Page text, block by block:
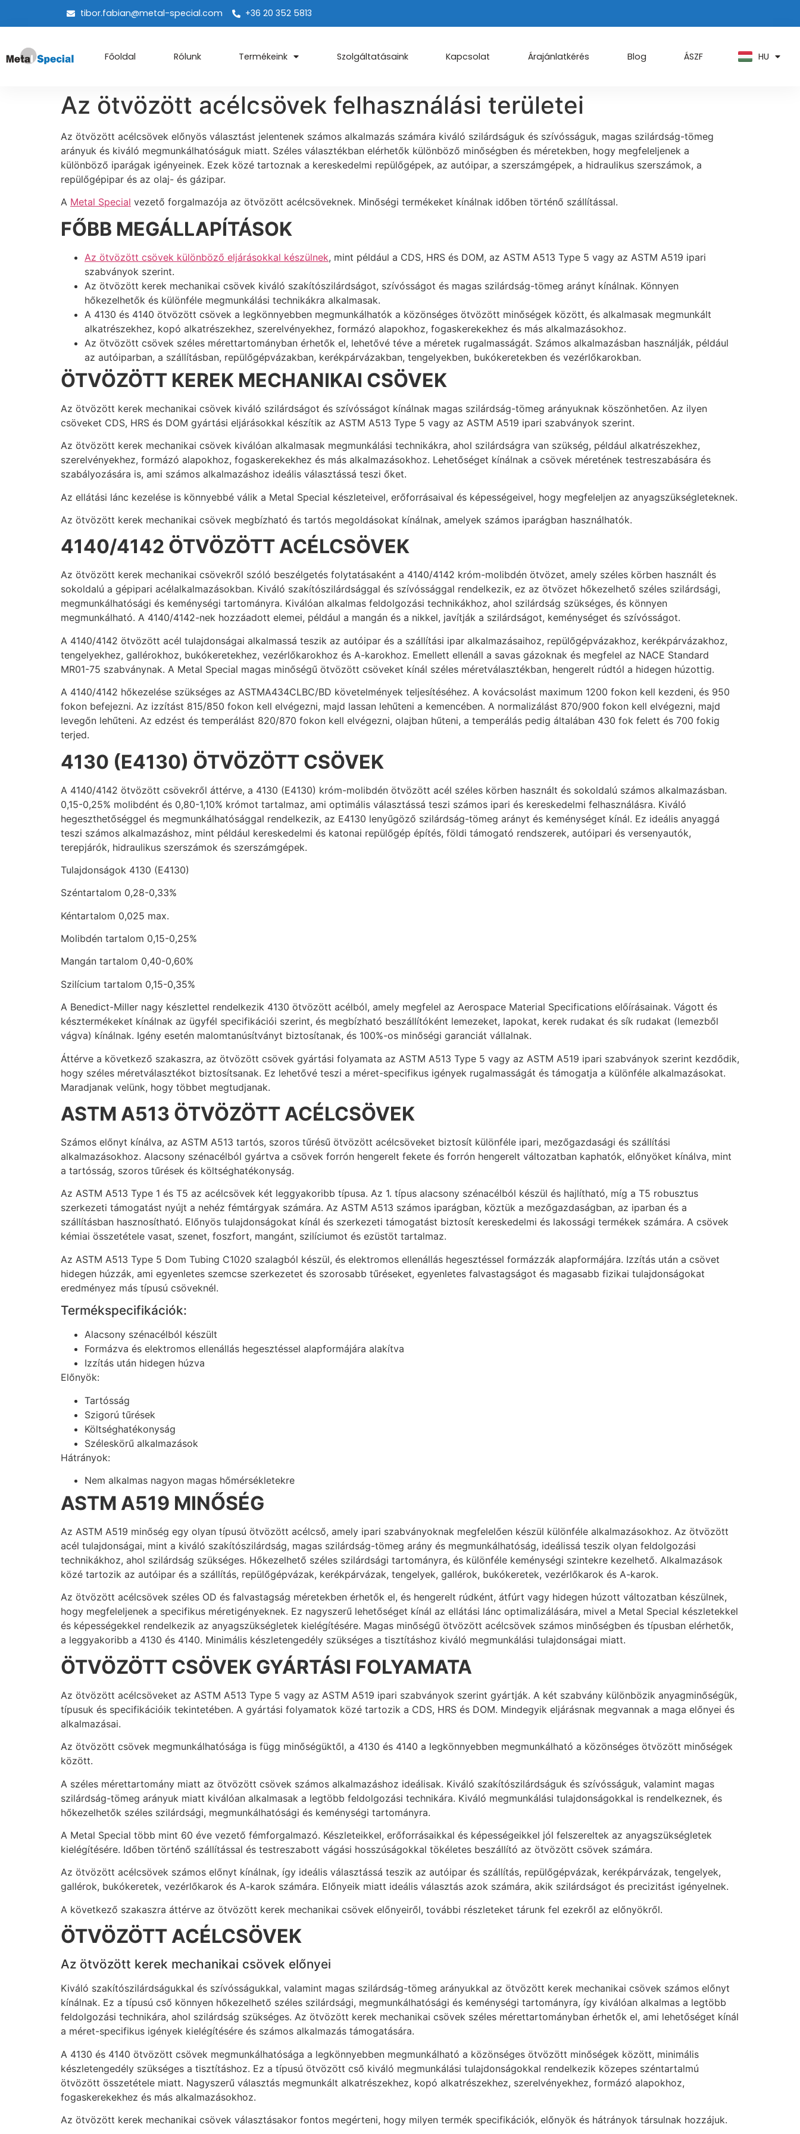
tibor.fabian@metal-special.com +36 20 352 5813
Főoldal Rólunk Termékeink Szolgáltatásaink Kapcsolat Árajánlatkérés Blog ÁSZF HU
AR
Az ötvözött acélcsövek felhasználási területei
Az ötvözött acélcsövek előnyös választást jelentenek számos alkalmazás számára kiváló szilárdságuk és szívósságuk, magas szilárdság-tömeg
arányuk és kiváló megmunkálhatóságuk miatt. Széles választékban elérhetők különböző minőségben és méretekben, hogy megfeleljenek a
különböző iparágak igényeinek. Ezek közé tartoznak a kereskedelmi repülőgépek, az autóipar, a szerszámgépek, a hidraulikus szerszámok, a
repülőgépipar és az olaj- és gázipar.
A Metal Special vezető forgalmazója az ötvözött acélcsöveknek. Minőségi termékeket kínálnak időben történő szállítással.
FŐBB MEGÁLLAPÍTÁSOK
Az ötvözött csövek különböző eljárásokkal készülnek, mint például a CDS, HRS és DOM, az ASTM A513 Type 5 vagy az ASTM A519 ipari
szabványok szerint.
Az ötvözött kerek mechanikai csövek kiváló szakítószilárdságot, szívósságot és magas szilárdság-tömeg arányt kínálnak. Könnyen
hőkezelhetők és különféle megmunkálási technikákra alkalmasak.
A 4130 és 4140 ötvözött csövek a legkönnyebben megmunkálhatók a közönséges ötvözött minőségek között, és alkalmasak megmunkált
alkatrészekhez, kopó alkatrészekhez, szerelvényekhez, formázó alapokhoz, fogaskerekekhez és más alkalmazásokhoz.
Az ötvözött csövek széles mérettartományban érhetők el, lehetővé téve a méretek rugalmasságát. Számos alkalmazásban használják, például
az autóiparban, a szállításban, repülőgépvázakban, kerékpárvázakban, tengelyekben, bukókeretekben és vezérlőkarokban.
ÖTVÖZÖTT KEREK MECHANIKAI CSÖVEK
Az ötvözött kerek mechanikai csövek kiváló szilárdságot és szívósságot kínálnak magas szilárdság-tömeg arányuknak köszönhetően. Az ilyen
csöveket CDS, HRS és DOM gyártási eljárásokkal készítik az ASTM A513 Type 5 vagy az ASTM A519 ipari szabványok szerint.
Az ötvözött kerek mechanikai csövek kiválóan alkalmasak megmunkálási technikákra, ahol szilárdságra van szükség, például alkatrészekhez,
szerelvényekhez, formázó alapokhoz, fogaskerekekhez és más alkalmazásokhoz. Lehetőséget kínálnak a csövek méretének testreszabására és
szabályozására is, ami számos alkalmazáshoz ideális választássá teszi őket.
Az ellátási lánc kezelése is könnyebbé válik a Metal Special készleteivel, erőforrásaival és képességeivel, hogy megfeleljen az anyagszükségleteknek.
Az ötvözött kerek mechanikai csövek megbízható és tartós megoldásokat kínálnak, amelyek számos iparágban használhatók.
4140/4142 ÖTVÖZÖTT ACÉLCSÖVEK
Az ötvözött kerek mechanikai csövekről szóló beszélgetés folytatásaként a 4140/4142 króm-molibdén ötvözet, amely széles körben használt és
sokoldalú a gépipari acélalkalmazásokban. Kiváló szakítószilárdsággal és szívóssággal rendelkezik, ez az ötvözet hőkezelhető széles szilárdsági,
megmunkálhatósági és keménységi tartományra. Kiválóan alkalmas feldolgozási technikákhoz, ahol szilárdság szükséges, és könnyen
megmunkálható. A 4140/4142-nek hozzáadott elemei, például a mangán és a nikkel, javítják a szilárdságot, keménységet és szívósságot.
A 4140/4142 ötvözött acél tulajdonságai alkalmassá teszik az autóipar és a szállítási ipar alkalmazásaihoz, repülőgépvázakhoz, kerékpárvázakhoz,
tengelyekhez, gallérokhoz, bukókeretekhez, vezérlőkarokhoz és A-karokhoz. Emellett ellenáll a savas gázoknak és megfelel az NACE Standard
MR01-75 szabványnak. A Metal Special magas minőségű ötvözött csöveket kínál széles méretválasztékban, hengerelt rúdtól a hidegen húzottig.
A 4140/4142 hőkezelése szükséges az ASTMA434CLBC/BD követelmények teljesítéséhez. A kovácsolást maximum 1200 fokon kell kezdeni, és 950
fokon befejezni. Az izzítást 815/850 fokon kell elvégezni, majd lassan lehűteni a kemencében. A normalizálást 870/900 fokon kell elvégezni, majd
levegőn lehűteni. Az edzést és temperálást 820/870 fokon kell elvégezni, olajban hűteni, a temperálás pedig általában 430 fok felett és 700 fokig
terjed.
4130 (E4130) ÖTVÖZÖTT CSÖVEK
A 4140/4142 ötvözött csövekről áttérve, a 4130 (E4130) króm-molibdén ötvözött acél széles körben használt és sokoldalú számos alkalmazásban.
0,15-0,25% molibdént és 0,80-1,10% krómot tartalmaz, ami optimális választássá teszi számos ipari és kereskedelmi felhasználásra. Kiváló
hegeszthetőséggel és megmunkálhatósággal rendelkezik, az E4130 lenyűgöző szilárdság-tömeg arányt és keménységet kínál. Ez ideális anyaggá
teszi számos alkalmazáshoz, mint például kereskedelmi és katonai repülőgép építés, földi támogató rendszerek, autóipari és versenyautók,
terepjárók, hidraulikus szerszámok és szerszámgépek.
Tulajdonságok 4130 (E4130)
Széntartalom 0,28-0,33%
Kéntartalom 0,025 max.
Molibdén tartalom 0,15-0,25%
Mangán tartalom 0,40-0,60%
Szilícium tartalom 0,15-0,35%
A Benedict-Miller nagy készlettel rendelkezik 4130 ötvözött acélból, amely megfelel az Aerospace Material Specifications előírásainak. Vágott és
késztermékeket kínálnak az ügyfél specifikációi szerint, és megbízható beszállítóként lemezeket, lapokat, kerek rudakat és sík rudakat (lemezből
vágva) kínálnak. Igény esetén malomtanúsítványt biztosítanak, és 100%-os minőségi garanciát vállalnak.
Áttérve a következő szakaszra, az ötvözött csövek gyártási folyamata az ASTM A513 Type 5 vagy az ASTM A519 ipari szabványok szerint kezdődik,
hogy széles méretválasztékot biztosítsanak. Ez lehetővé teszi a méret-specifikus igények rugalmasságát és támogatja a különféle alkalmazásokat.
Maradjanak velünk, hogy többet megtudjanak.
ASTM A513 ÖTVÖZÖTT ACÉLCSÖVEK
Számos előnyt kínálva, az ASTM A513 tartós, szoros tűrésű ötvözött acélcsöveket biztosít különféle ipari, mezőgazdasági és szállítási
alkalmazásokhoz. Alacsony szénacélból gyártva a csövek forrón hengerelt fekete és forrón hengerelt változatban kaphatók, előnyöket kínálva, mint
a tartósság, szoros tűrések és költséghatékonyság.
Az ASTM A513 Type 1 és T5 az acélcsövek két leggyakoribb típusa. Az 1. típus alacsony szénacélból készül és hajlítható, míg a T5 robusztus
szerkezeti támogatást nyújt a nehéz fémtárgyak számára. Az ASTM A513 számos iparágban, köztük a mezőgazdaságban, az iparban és a
szállításban hasznosítható. Előnyös tulajdonságokat kínál és szerkezeti támogatást biztosít kereskedelmi és lakossági termékek számára. A csövek
kémiai összetétele vasat, szenet, foszfort, mangánt, szilíciumot és ezüstöt tartalmaz.
Az ASTM A513 Type 5 Dom Tubing C1020 szalagból készül, és elektromos ellenállás hegesztéssel formázzák alapformájára. Izzítás után a csövet
hidegen húzzák, ami egyenletes szemcse szerkezetet és szorosabb tűréseket, egyenletes falvastagságot és magasabb fizikai tulajdonságokat
eredményez más típusú csöveknél.
Termékspecifikációk:
Alacsony szénacélból készült
Formázva és elektromos ellenállás hegesztéssel alapformájára alakítva
Izzítás után hidegen húzva
Előnyök:
Tartósság
Szigorú tűrések
Költséghatékonyság
Széleskörű alkalmazások
Hátrányok:
Nem alkalmas nagyon magas hőmérsékletekre
ASTM A519 MINŐSÉG
Az ASTM A519 minőség egy olyan típusú ötvözött acélcső, amely ipari szabványoknak megfelelően készül különféle alkalmazásokhoz. Az ötvözött
acél tulajdonságai, mint a kiváló szakítószilárdság, magas szilárdság-tömeg arány és megmunkálhatóság, ideálissá teszik olyan feldolgozási
technikákhoz, ahol szilárdság szükséges. Hőkezelhető széles szilárdsági tartományra, és különféle keménységi szintekre kezelhető. Alkalmazások
közé tartozik az autóipar és a szállítás, repülőgépvázak, kerékpárvázak, tengelyek, gallérok, bukókeretek, vezérlőkarok és A-karok.
Az ötvözött acélcsövek széles OD és falvastagság méretekben érhetők el, és hengerelt rúdként, átfúrt vagy hidegen húzott változatban készülnek,
hogy megfeleljenek a specifikus méretigényeknek. Ez nagyszerű lehetőséget kínál az ellátási lánc optimalizálására, mivel a Metal Special készletekkel
és képességekkel rendelkezik az anyagszükségletek kielégítésére. Magas minőségű ötvözött acélcsövek számos minőségben és típusban elérhetők,
a leggyakoribb a 4130 és 4140. Minimális készletengedély szükséges a tisztításhoz kiváló megmunkálási tulajdonságai miatt.
ÖTVÖZÖTT CSÖVEK GYÁRTÁSI FOLYAMATA
Az ötvözött acélcsöveket az ASTM A513 Type 5 vagy az ASTM A519 ipari szabványok szerint gyártják. A két szabvány különbözik anyagminőségük,
típusuk és specifikációik tekintetében. A gyártási folyamatok közé tartozik a CDS, HRS és DOM. Mindegyik eljárásnak megvannak a maga előnyei és
alkalmazásai.
Az ötvözött csövek megmunkálhatósága is függ minőségüktől, a 4130 és 4140 a legkönnyebben megmunkálható a közönséges ötvözött minőségek
között.
A széles mérettartomány miatt az ötvözött csövek számos alkalmazáshoz ideálisak. Kiváló szakítószilárdságuk és szívósságuk, valamint magas
szilárdság-tömeg arányuk miatt kiválóan alkalmasak a legtöbb feldolgozási technikára. Kiváló megmunkálási tulajdonságokkal is rendelkeznek, és
hőkezelhetők széles szilárdsági, megmunkálhatósági és keménységi tartományra.
A Metal Special több mint 60 éve vezető fémforgalmazó. Készleteikkel, erőforrásaikkal és képességeikkel jól felszereltek az anyagszükségletek
kielégítésére. Időben történő szállítással és testreszabott vágási hosszúságokkal tökéletes beszállító az ötvözött csövek számára.
Az ötvözött acélcsövek számos előnyt kínálnak, így ideális választássá teszik az autóipar és szállítás, repülőgépvázak, kerékpárvázak, tengelyek,
gallérok, bukókeretek, vezérlőkarok és A-karok számára. Előnyeik miatt ideális választás azok számára, akik szilárdságot és precizitást igényelnek.
A következő szakaszra áttérve az ötvözött kerek mechanikai csövek előnyeiről, további részleteket tárunk fel ezekről az előnyökről.
ÖTVÖZÖTT ACÉLCSÖVEK
Az ötvözött kerek mechanikai csövek előnyei
Kiváló szakítószilárdságukkal és szívósságukkal, valamint magas szilárdság-tömeg arányukkal az ötvözött kerek mechanikai csövek számos előnyt
kínálnak. Ez a típusú cső könnyen hőkezelhető széles szilárdsági, megmunkálhatósági és keménységi tartományra, így kiválóan alkalmas a legtöbb
feldolgozási technikára, ahol szilárdság szükséges. Az ötvözött kerek mechanikai csövek széles mérettartományban érhetők el, ami lehetőséget kínál
a méret-specifikus igények kielégítésére és számos alkalmazás támogatására.
A 4130 és 4140 ötvözött csövek megmunkálhatósága a legkönnyebben megmunkálható a közönséges ötvözött minőségek között, minimális
készletengedély szükséges a tisztításhoz. Ez a típusú ötvözött cső kiváló megmunkálási tulajdonságokkal rendelkezik közepes széntartalmú
ötvözött összetétele miatt. Nagyszerű választás megmunkált alkatrészekhez, kopó alkatrészekhez, szerelvényekhez, formázó alapokhoz,
fogaskerekekhez és más alkalmazásokhoz.
Az ötvözött kerek mechanikai csövek választásakor fontos megérteni, hogy milyen termék specifikációk, előnyök és hátrányok társulnak hozzájuk.